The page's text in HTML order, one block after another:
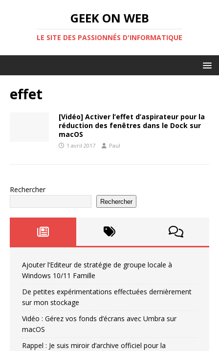
GEEK ON WEB
LE SITE DES PASSIONNÉS D'INFORMATIQUE
effet
[Vidéo] Activer l’effet d’aspirateur pour la
réduction des fenêtres dans le Dock sur
macOS
1 avril 2017 Paul
Rechercher
Rechercher
Ajouter l’Editeur de stratégie de groupe locale à
Windows 10/11 Famille
De petites expérimentations effectuées dernièrement
sur mon stockage
Vidéo : Gérez vos fonds d’écrans avec Umbra sur
macOS
Rappel : Je suis miroir d’archive officiel pour la